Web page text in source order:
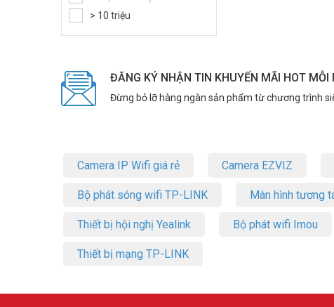
Nút ấn báo động khẩn cấp
> 10 triệu
ĐĂNG KÝ NHẬN TIN KHUYẾN MÃI HOT MỖI
Đừng bỏ lỡ hàng ngàn sản phẩm từ chương trình
Camera IP Wifi giá rẻ Camera EZVIZ
Bộ phát sóng wifi TP-LINK Màn hình tương
Thiết bị hội nghị Yealink Bộ phát wifi Imou
Thiết bị mạng TP-LINK